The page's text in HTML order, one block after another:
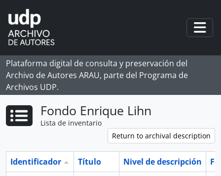
Skip to main content
Plataforma digital de consulta y preservación del
Archivo de Autores ARAU, parte del Programa de
Archivos UDP.
Fondo Enrique Lihn
Lista de inventario
Return to archival description
Identificador Título Nivel de descripción